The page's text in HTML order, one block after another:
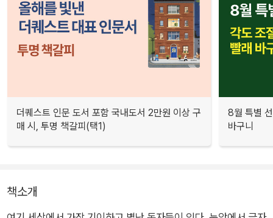
더퀘스트 인문 도서 포함 국내도서 2만원 이상 구
매 시, 투명 책갈피(택1)
8월 특별
바구니
책소개